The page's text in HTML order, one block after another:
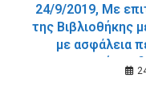
24/9/2019, Με
της Βιβλιοθήκης
με ασφάλεια
Ευρωπαϊκής